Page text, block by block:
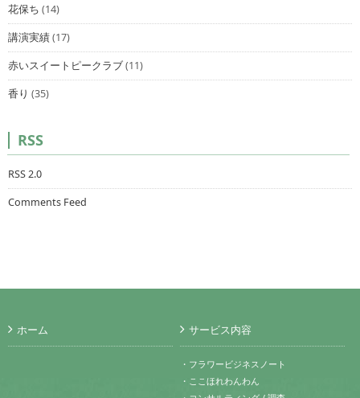
花保ち (14)
講演実績(17)
赤いスイートピークラブ(11)
香り (35)
RSS
RSS 2.0
Comments Feed
ホーム サービス内容
・フラワービジネスノート
・ここほれわんわん